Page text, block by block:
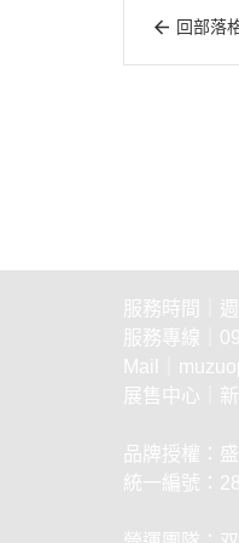
回部落
服務時間｜
服務專線｜
Mail｜
展售中心｜
品牌授權：
統一編號：